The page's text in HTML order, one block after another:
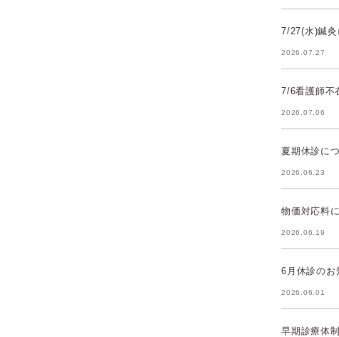
7/27(水)鍼灸
2026.07.27
7/6看護師不
2026.07.06
夏期休診に
2026.06.23
物価対応料
2026.06.19
6月休診のお
2026.06.01
早期診療体